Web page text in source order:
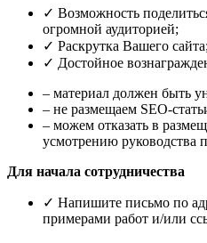
✓ Возможность
огромной аудиторией;
✓ Раскрутка Вашего сайта;
✓ Достойное
– материал должен быть
– не размещаем SEO-
– можем отказать в
усмотрению руководства
Для начала сотрудничества
✓ Напишите письмо по
примерами работ и/или